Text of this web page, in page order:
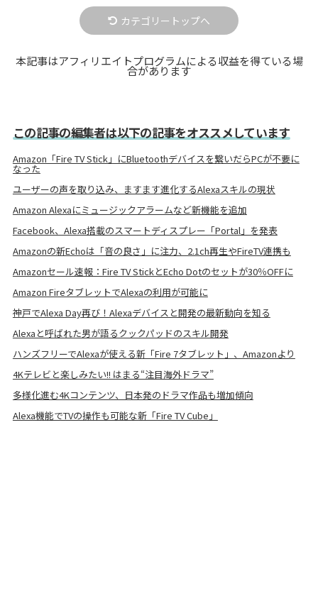
カテゴリートップへ
本記事はアフィリエイトプログラムによる収益を得ている場
合があります
この記事の編集者は以下の記事をオススメしています
Amazon「Fire TV Stick」にBluetoothデバイスを繋いだらPCが不要に
なった
ユーザーの声を取り込み、ますます進化するAlexaスキルの現状
Amazon Alexaにミュージックアラームなど新機能を追加
Facebook、Alexa搭載のスマートディスプレー「Portal」を発表
Amazonの新Echoは「音の良さ」に注力、2.1ch再生やFireTV連携も
Amazonセール速報：Fire TV StickとEcho Dotのセットが30％OFFに
Amazon FireタブレットでAlexaの利用が可能に
神戸でAlexa Day再び！Alexaデバイスと開発の最新動向を知る
Alexaと呼ばれた男が語るクックパッドのスキル開発
ハンズフリーでAlexaが使える新「Fire 7タブレット」、Amazonより
4Kテレビと楽しみたい!! はまる“注目海外ドラマ”
多様化進む4Kコンテンツ、日本発のドラマ作品も増加傾向
Alexa機能でTVの操作も可能な新「Fire TV Cube」